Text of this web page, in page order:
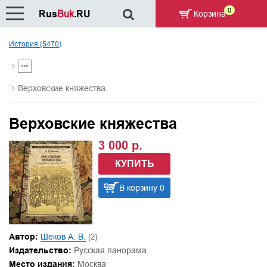
История (5470)
Верховские княжества
Верховские княжества
3 000 р.
КУПИТЬ
В корзину 0
Автор: Шеков А. В. (2)
Издательство: Русская панорама.
Место издания: Москва
RusBuk.RU Корзина 0